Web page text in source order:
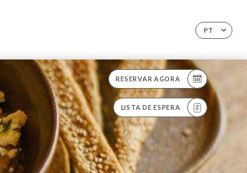
PT
RESERVAR AGORA
LISTA DE ESPERA